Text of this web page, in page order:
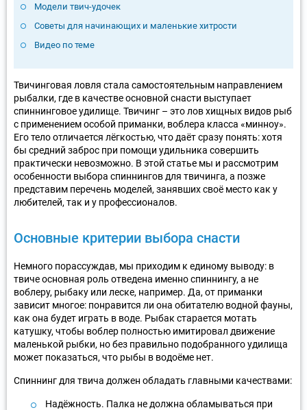
Модели твич-удочек
Советы для начинающих и маленькие хитрости
Видео по теме
Твичинговая ловля стала самостоятельным направлением
рыбалки, где в качестве основной снасти выступает
спиннинговое удилище. Твичинг – это лов хищных видов рыб
с применением особой приманки, воблера класса «минноу».
Его тело отличается лёгкостью, что даёт сразу понять: хотя
бы средний заброс при помощи удильника совершить
практически невозможно. В этой статье мы и рассмотрим
особенности выбора спиннингов для твичинга, а позже
представим перечень моделей, занявших своё место как у
любителей, так и у профессионалов.
Основные критерии выбора снасти
Немного порассуждав, мы приходим к единому выводу: в
твиче основная роль отведена именно спиннингу, а не
воблеру, рыбаку или леске, например. Да, от приманки
зависит многое: понравится ли она обитателю водной фауны,
как она будет играть в воде. Рыбак старается мотать
катушку, чтобы воблер полностью имитировал движение
маленькой рыбки, но без правильно подобранного удилища
может показаться, что рыбы в водоёме нет.
Спиннинг для твича должен обладать главными качествами:
Надёжность. Палка не должна обламываться при